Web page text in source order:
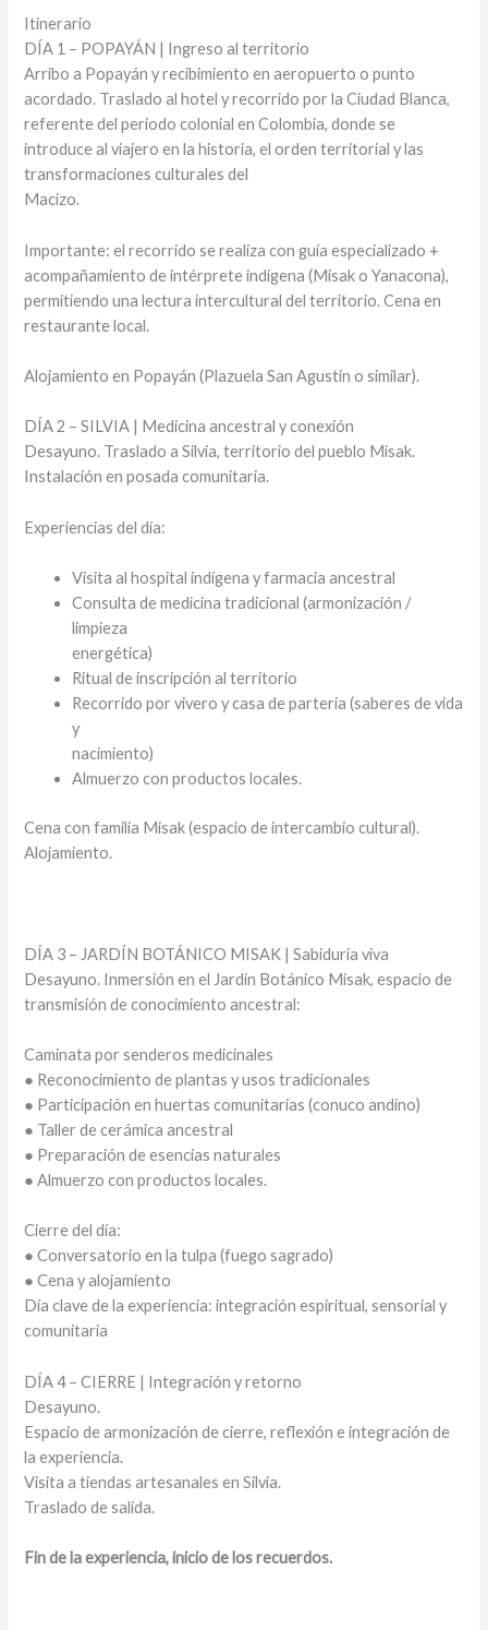
Itinerario
DÍA 1 – POPAYÁN | Ingreso al territorio
Arribo a Popayán y recibimiento en aeropuerto o punto
acordado. Traslado al hotel y recorrido por la Ciudad Blanca,
referente del periodo colonial en Colombia, donde se
introduce al viajero en la historia, el orden territorial y las
transformaciones culturales del
Macizo.
Importante: el recorrido se realiza con guía especializado +
acompañamiento de intérprete indígena (Misak o Yanacona),
permitiendo una lectura intercultural del territorio. Cena en
restaurante local.
Alojamiento en Popayán (Plazuela San Agustin o similar).
DÍA 2 – SILVIA | Medicina ancestral y conexión
Desayuno. Traslado a Silvia, territorio del pueblo Misak.
Instalación en posada comunitaria.
Experiencias del día:
Visita al hospital indígena y farmacia ancestral
Consulta de medicina tradicional (armonización /
limpieza
energética)
Ritual de inscripción al territorio
Recorrido por vivero y casa de partería (saberes de vida
y
nacimiento)
Almuerzo con productos locales.
Cena con familia Misak (espacio de intercambio cultural).
Alojamiento.
DÍA 3 – JARDÍN BOTÁNICO MISAK | Sabiduría viva
Desayuno. Inmersión en el Jardín Botánico Misak, espacio de
transmisión de conocimiento ancestral:
Caminata por senderos medicinales
● Reconocimiento de plantas y usos tradicionales
● Participación en huertas comunitarias (conuco andino)
● Taller de cerámica ancestral
● Preparación de esencias naturales
● Almuerzo con productos locales.
Cierre del día:
● Conversatorio en la tulpa (fuego sagrado)
● Cena y alojamiento
Día clave de la experiencia: integración espiritual, sensorial y
comunitaria
DÍA 4 – CIERRE | Integración y retorno
Desayuno.
Espacio de armonización de cierre, reflexión e integración de
la experiencia.
Visita a tiendas artesanales en Silvia.
Traslado de salida.
Fin de la experiencia, inicio de los recuerdos.